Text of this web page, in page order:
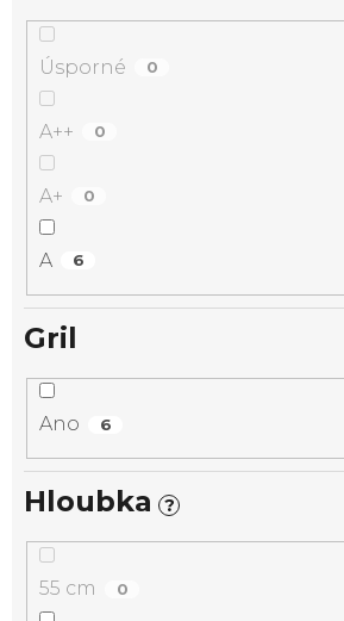
Úsporné 0
A++ 0
A+ 0
A 6
Gril
Ano 6
Hloubka ?
55 cm 0